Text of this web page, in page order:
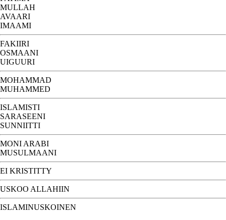
MULLAH
AVAARI
IMAAMI
FAKIIRI
OSMAANI
UIGUURI
MOHAMMAD
MUHAMMED
ISLAMISTI
SARASEENI
SUNNIITTI
MONI ARABI
MUSULMAANI
EI KRISTITTY
USKOO ALLAHIIN
ISLAMINUSKOINEN